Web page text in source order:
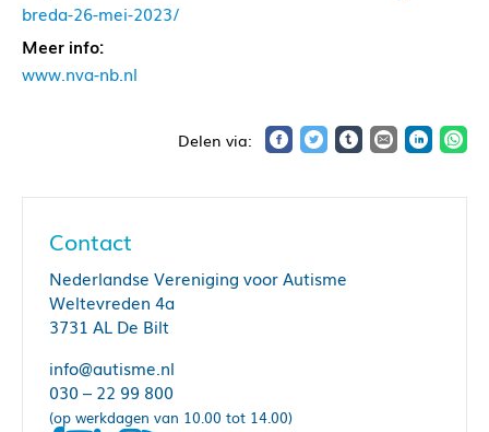
breda-26-mei-2023/
Meer info:
www.nva-nb.nl
Contact
Nederlandse Vereniging voor Autisme
Weltevreden 4a
3731 AL De Bilt
info@autisme.nl
030 – 22 99 800
(op werkdagen van 10.00 tot 14.00)